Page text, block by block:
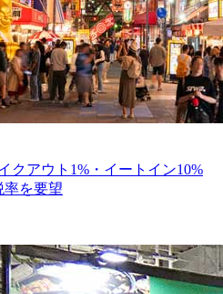
クアウト1%・イートイン10%
率を要望